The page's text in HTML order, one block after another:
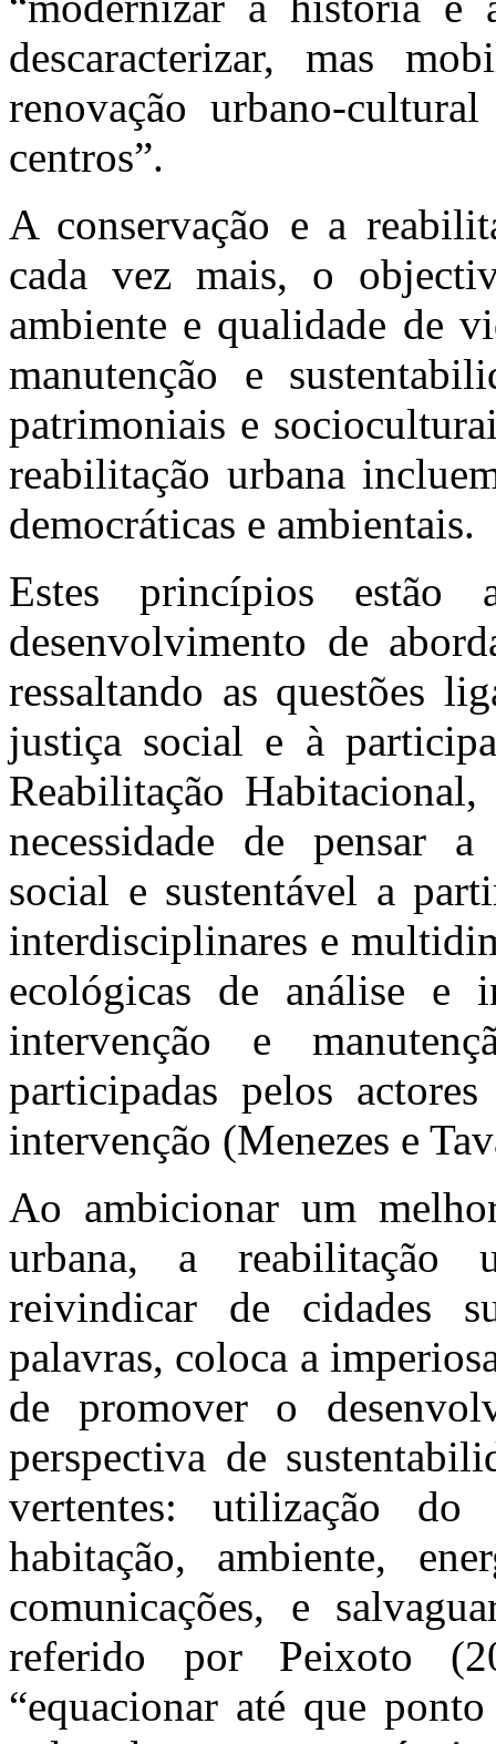
descaracterizar, mas
renovação urbano-
centros”.
A conservação e a
cada vez mais, o
ambiente e qualidade de
manutenção e
patrimoniais e
reabilitação urbana
democráticas e ambientais.
Estes princípios estão
desenvolvimento de
ressaltando as questões
justiça social e à
Reabilitação
necessidade de pensar
social e sustentável a
interdisciplinares e
ecológicas de análise e
intervenção e
participadas pelos
intervenção (Menezes e
Ao ambicionar um
urbana, a reabilitação
reivindicar de cidades
palavras, coloca a
de promover o
perspectiva de
vertentes: utilização do
habitação, ambiente,
comunicações, e
referido por Peixoto
“equacionar até que